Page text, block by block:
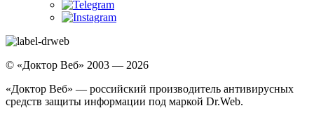
© «Доктор Веб» 2003 — 2026
«Доктор Веб» — российский производитель антивирусных
средств защиты информации под маркой Dr.Web.